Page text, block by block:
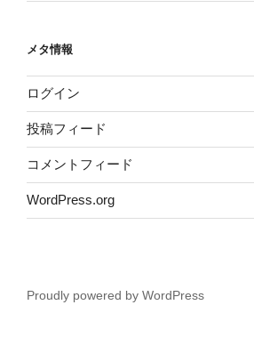
メタ情報
ログイン
投稿フィード
コメントフィード
WordPress.org
Proudly powered by WordPress